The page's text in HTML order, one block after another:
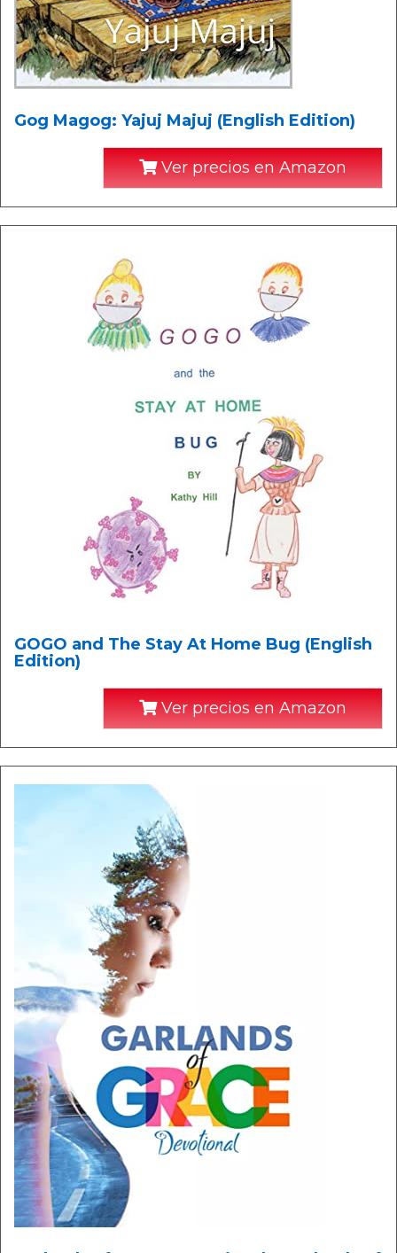
Gog Magog: Yajuj Majuj (English Edition)
Ver precios en Amazon
GOGO and The Stay At Home Bug (English
Edition)
Ver precios en Amazon